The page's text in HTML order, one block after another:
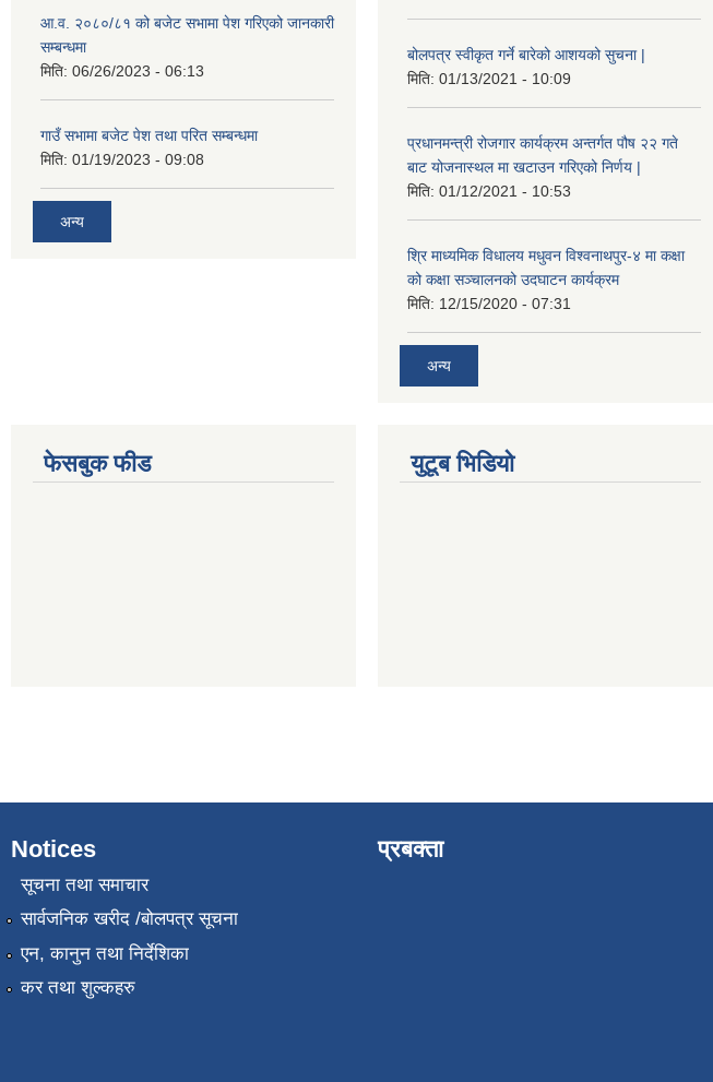
आ.व. २०८०/८१ को बजेट सभामा पेश गरिएको जानकारी
सम्बन्धमा
मिति: 06/26/2023 - 06:13
गाउँ सभामा बजेट पेश तथा परित सम्बन्धमा
मिति: 01/19/2023 - 09:08
अन्य
बोलपत्र स्वीकृत गर्ने बारेको आशयको सुचना |
मिति: 01/13/2021 - 10:09
प्रधानमन्त्री रोजगार कार्यक्रम अन्तर्गत पौष २२ गते
बाट योजनास्थल मा खटाउन गरिएको निर्णय |
मिति: 01/12/2021 - 10:53
श्रि माध्यमिक विधालय मधुवन विश्वनाथपुर-४ मा कक्षा
को कक्षा सञ्चालनको उदघाटन कार्यक्रम
मिति: 12/15/2020 - 07:31
अन्य
फेसबुक फीड युटूब भिडियो
Notices
सूचना तथा समाचार
सार्वजनिक खरीद /बोलपत्र सूचना
एन, कानुन तथा निर्देशिका
कर तथा शुल्कहरु
प्रबक्ता